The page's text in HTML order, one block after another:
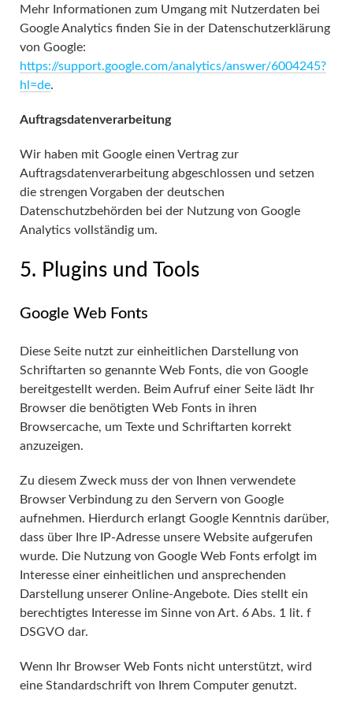
Mehr Informationen zum Umgang mit Nutzerdaten bei
Google Analytics finden Sie in der Datenschutzerklärung
von Google:
https://support.google.com/analytics/answer/6004245?
hl=de.
Auftragsdatenverarbeitung
Wir haben mit Google einen Vertrag zur
Auftragsdatenverarbeitung abgeschlossen und setzen
die strengen Vorgaben der deutschen
Datenschutzbehörden bei der Nutzung von Google
Analytics vollständig um.
5. Plugins und Tools
Google Web Fonts
Diese Seite nutzt zur einheitlichen Darstellung von
Schriftarten so genannte Web Fonts, die von Google
bereitgestellt werden. Beim Aufruf einer Seite lädt Ihr
Browser die benötigten Web Fonts in ihren
Browsercache, um Texte und Schriftarten korrekt
anzuzeigen.
Zu diesem Zweck muss der von Ihnen verwendete
Browser Verbindung zu den Servern von Google
aufnehmen. Hierdurch erlangt Google Kenntnis darüber,
dass über Ihre IP-Adresse unsere Website aufgerufen
wurde. Die Nutzung von Google Web Fonts erfolgt im
Interesse einer einheitlichen und ansprechenden
Darstellung unserer Online-Angebote. Dies stellt ein
berechtigtes Interesse im Sinne von Art. 6 Abs. 1 lit. f
DSGVO dar.
Wenn Ihr Browser Web Fonts nicht unterstützt, wird
eine Standardschrift von Ihrem Computer genutzt.